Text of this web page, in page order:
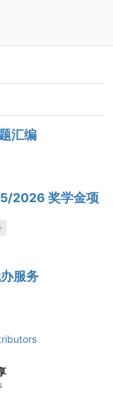
汇编
2026 奖学金项
服务